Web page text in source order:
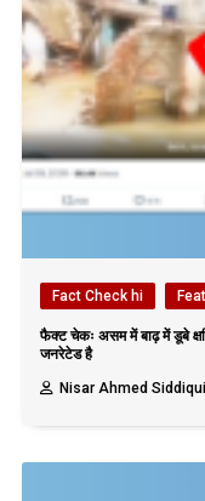
Fact Check hi
फैक्ट चेकः असम में बाढ़ में डूबे
जनरेटेड है
Nisar Ahmed Siddiqui